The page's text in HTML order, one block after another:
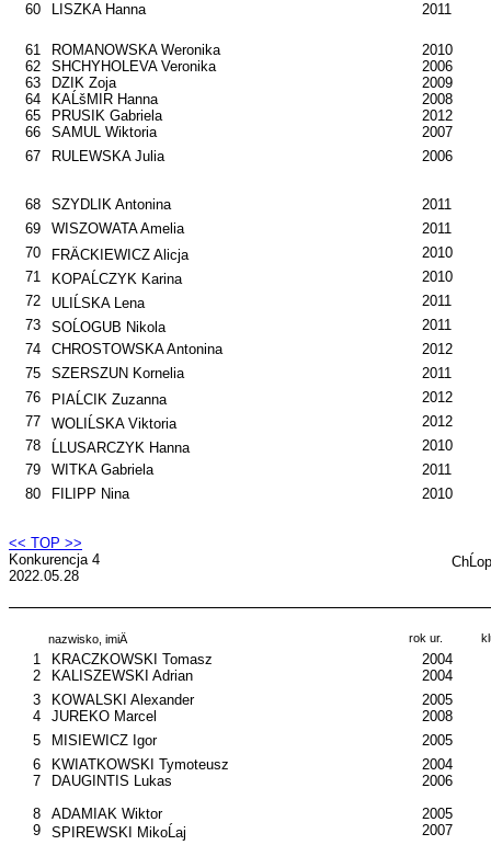
60 LISZKA Hanna 2011
61 ROMANOWSKA Weronika
2010
62
SHCHYHOLEVA Veronika
2006
63
DZIK Zoja
2009
64
KAĹšMIR Hanna
2008
65
PRUSIK Gabriela
2012
66
SAMUL Wiktoria
2007
67
RULEWSKA Julia 2006
68 SZYDLIK Antonina
2011
69
WISZOWATA Amelia
2011
70
FRÄCKIEWICZ Alicja
2010
71
KOPAĹCZYK Karina
2010
72
ULIĹSKA Lena
2011
73
SOĹOGUB Nikola
2011
74
CHROSTOWSKA Antonina
2012
75
SZERSZUN Kornelia
2011
76
PIAĹCIK Zuzanna
2012
77
WOLIĹSKA Viktoria
2012
78
ĹLUSARCZYK Hanna
2010
79
WITKA Gabriela
2011
80
FILIPP Nina 2010
<< TOP >>
Konkurencja 4
2022.05.28
nazwisko, imiÄ rok ur.
1 KRACZKOWSKI Tomasz
2004
2
KALISZEWSKI Adrian
2004
3
KOWALSKI Alexander
2005
4
JUREKO Marcel
2008
5
MISIEWICZ Igor
2005
6
KWIATKOWSKI Tymoteusz
2004
7
DAUGINTIS Lukas
2006
8
ADAMIAK Wiktor
2005
9
SPIREWSKI MikoĹaj
2007